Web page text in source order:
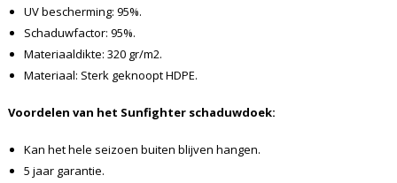
UV bescherming: 95%.
Schaduwfactor: 95%.
Materiaaldikte: 320 gr/m2.
Materiaal: Sterk geknoopt HDPE.
Voordelen van het Sunfighter schaduwdoek:
Kan het hele seizoen buiten blijven hangen.
5 jaar garantie.